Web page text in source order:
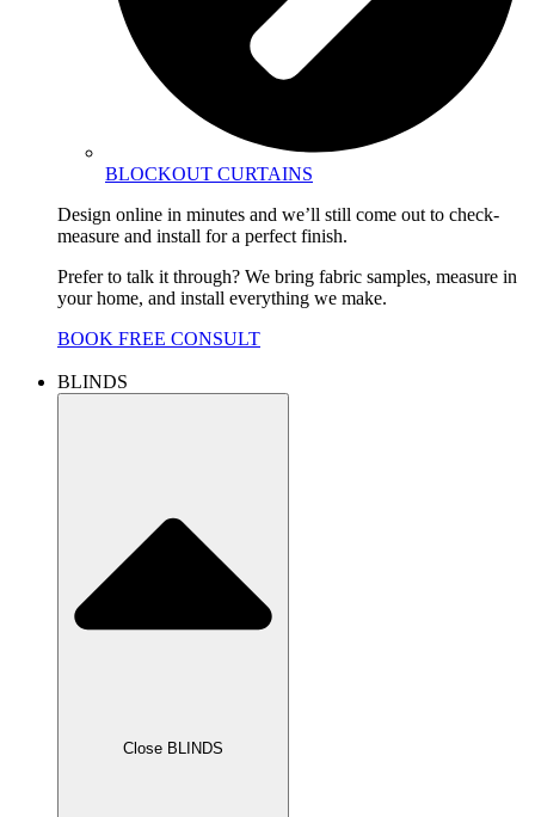
BLOCKOUT CURTAINS
Design online in minutes and we’ll still come out to check-
measure and install for a perfect finish.
Prefer to talk it through? We bring fabric samples, measure in
your home, and install everything we make.
BOOK FREE CONSULT
BLINDS
Close BLINDS